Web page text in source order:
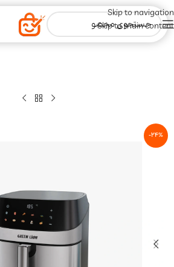
Skip to navigation
Skip to main content
-24%